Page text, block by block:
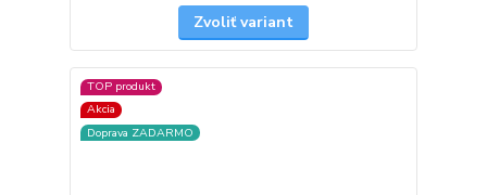
Zvoliť variant
TOP produkt
Akcia
Doprava ZADARMO